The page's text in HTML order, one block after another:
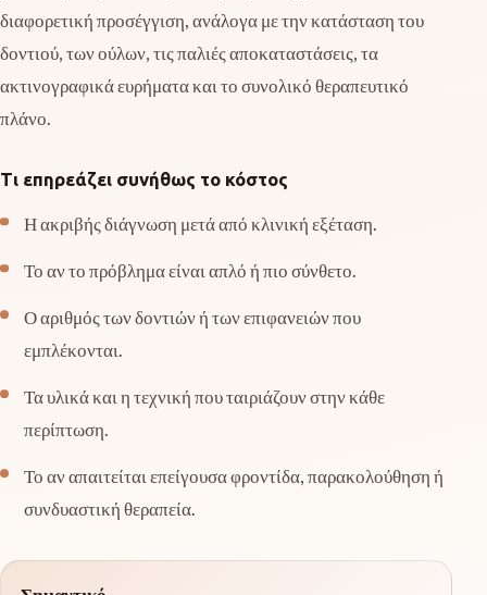
διαφορετική προσέγγιση, ανάλογα με την κατάσταση του
δοντιού, των ούλων, τις παλιές αποκαταστάσεις, τα
ακτινογραφικά ευρήματα και το συνολικό θεραπευτικό
πλάνο.
Τι επηρεάζει συνήθως το κόστος
Η ακριβής διάγνωση μετά από κλινική εξέταση.
Το αν το πρόβλημα είναι απλό ή πιο σύνθετο.
Ο αριθμός των δοντιών ή των επιφανειών που
εμπλέκονται.
Τα υλικά και η τεχνική που ταιριάζουν στην κάθε
περίπτωση.
Το αν απαιτείται επείγουσα φροντίδα, παρακολούθηση ή
συνδυαστική θεραπεία.